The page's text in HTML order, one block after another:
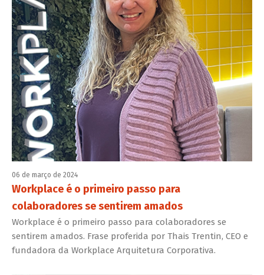
06 de março de 2024
Workplace é o primeiro passo para
colaboradores se sentirem amados
Workplace é o primeiro passo para colaboradores se
sentirem amados. Frase proferida por Thais Trentin, CEO e
fundadora da Workplace Arquitetura Corporativa.